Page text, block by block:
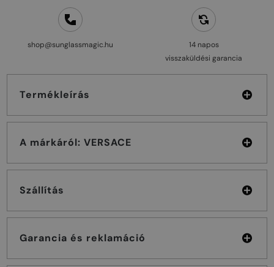
shop@sunglassmagic.hu
14 napos
visszaküldési garancia
Termékleírás
A márkáról: VERSACE
Szállítás
Garancia és reklamáció